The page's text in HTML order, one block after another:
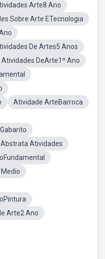
Arte8 Ano
Sobre Arte ETecnologia
De Artes5 Anos
Atividades DeArte1º Ano
Atividade ArteBarroca
Atividades
Arte2 Ano